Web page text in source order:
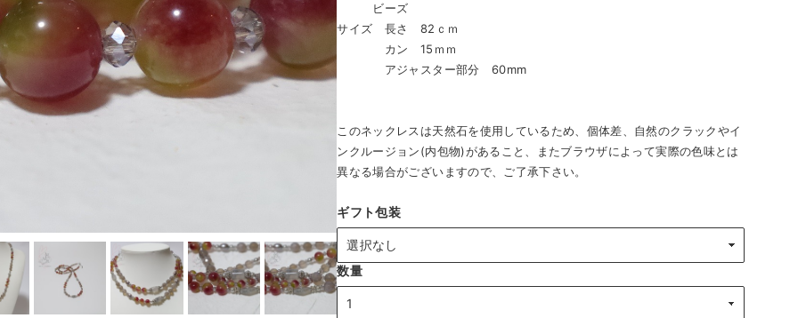
ビーズ
サイズ 長さ 82ｃｍ
カン 15ｍｍ
アジャスター部分 60mm
このネックレスは天然石を使用しているため、個体差、自然のクラックやイ
ンクルージョン(内包物)があること、またブラウザによって実際の色味とは
異なる場合がございますので、ご了承下さい。
ギフト包装
数量